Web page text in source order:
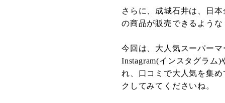
さらに、成城石井は、日
の商品が販売できるよう
今回は、大人気スーパー
Instagram(インスタグラム
れ、口コミで大人気を集
クしてみてくださいね。